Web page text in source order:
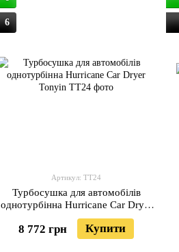
6
Артикул: TT24
Турбосушка для автомобілів
однотурбінна Hurricane Car Dryer
Tonyin
8 772 грн Купити